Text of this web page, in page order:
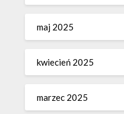
maj 2025
kwiecień 2025
marzec 2025